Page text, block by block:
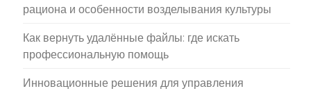
рациона и особенности возделывания культуры
Как вернуть удалённые файлы: где искать
профессиональную помощь
Инновационные решения для управления